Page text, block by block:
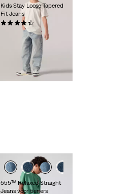
Kids Stay Loose Tapered
Fit Jeans
(12)
555™ Relaxed Straight
Jeans voor tieners